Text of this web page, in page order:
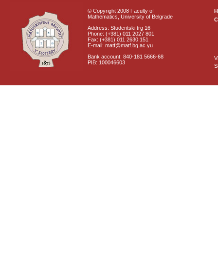
© Copyright 2008 Faculty of
Mathematics, University of Belgrade
Address: Studentski trg 16
Phone: (+381) 011 2027 801
Fax: (+381) 011 2630 151
E-mail: matf@matf.bg.ac.yu
Bank account: 840-181 5666-68
PIB: 100046603